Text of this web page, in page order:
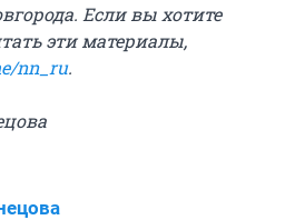
Если вы хотите
эти материалы,
nn_ru.